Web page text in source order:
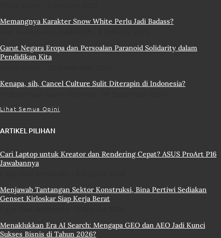
Memangnya Karakter Snow White Perlu Jadi Badass?
Garut Negara Eropa dan Persoalan Paranoid Solidarity dalam
Pendidikan Kita
Kenapa, sih, Cancel Culture Sulit Diterapin di Indonesia?
Lihat Semua Opini
ARTIKEL PILIHAN
Cari Laptop untuk Kreator dan Rendering Cepat? ASUS ProArt P16
Jawabannya
Menjawab Tantangan Sektor Konstruksi, Bina Pertiwi Sediakan
Genset Kirloskar Siap Kerja Berat
Menaklukkan Era AI Search: Mengapa GEO dan AEO Jadi Kunci
Sukses Bisnis di Tahun 2026?